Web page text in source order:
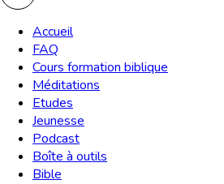
Accueil
FAQ
Cours formation biblique
Méditations
Etudes
Jeunesse
Podcast
Boîte à outils
Bible